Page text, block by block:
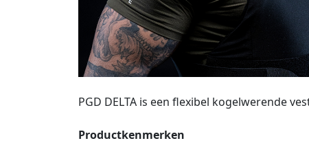
PGD DELTA is een flexibel kogelwerende
Productkenmerken